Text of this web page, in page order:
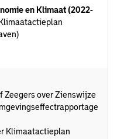
en Klimaat (2022-
Zeegers over Zienswijze
Klimaatactieplan